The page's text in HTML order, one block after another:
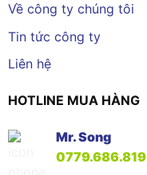
Về công ty chúng tôi
Tin tức công ty
Liên hệ
HOTLINE MUA HÀNG
Mr. Song
0779.686.819